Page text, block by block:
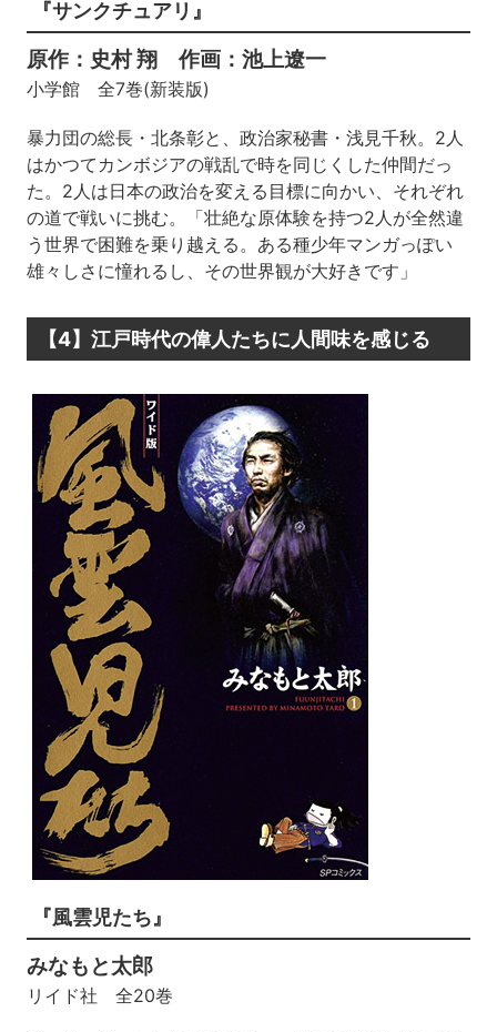
『サンクチュアリ』
原作：史村 翔 作画：池上遼一
小学館 全7巻(新装版)
暴力団の総長・北条彰と、政治家秘書・浅見千秋。2人
はかつてカンボジアの戦乱で時を同じくした仲間だっ
た。2人は日本の政治を変える目標に向かい、それぞれ
の道で戦いに挑む。「壮絶な原体験を持つ2人が全然違
う世界で困難を乗り越える。ある種少年マンガっぽい
雄々しさに憧れるし、その世界観が大好きです」
【4】江戸時代の偉人たちに人間味を感じる
『風雲児たち』
みなもと太郎
リイド社 全20巻